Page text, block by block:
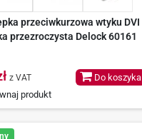
przeciwkurzowa wtyku DVI
przezroczysta Delock 60161
z VAT
produkt
Do koszyka